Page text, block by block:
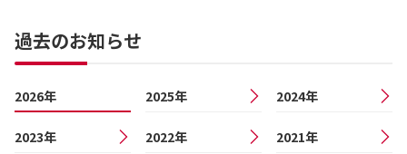
過去のお知らせ
2026年 2025年 2024年
2023年 2022年 2021年